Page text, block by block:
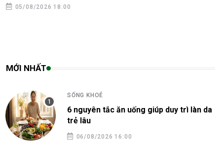
05/08/2026 18:00
MỚI NHẤT
SỐNG KHOẺ
6 nguyên tắc ăn uống giúp duy trì làn da
trẻ lâu
06/08/2026 16:00